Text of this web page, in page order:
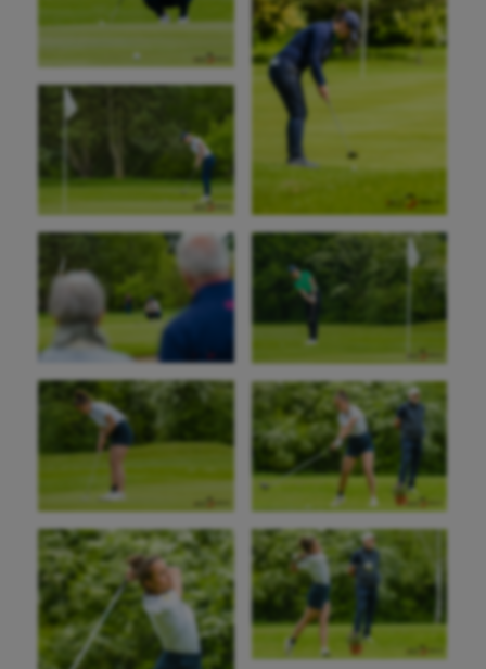
Football américain
Futsal
Gymnastique
Gymnastique rythmique
Haltérophilie
Handisport
Hippisme
Jeux Olympiques et Paralympiques
Kayak-polo
Korfbal
Longue paume
Moto
Natation
Natation artistique